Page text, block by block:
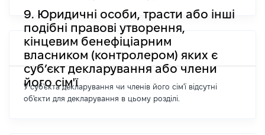
9. Юридичні особи, трасти або інші
подібні правові утворення,
кінцевим бенефіціарним
власником (контролером) яких є
суб’єкт декларування або члени
його сім'ї
У суб'єкта декларування чи членів його сім'ї відсутні
об'єкти для декларування в цьому розділі.